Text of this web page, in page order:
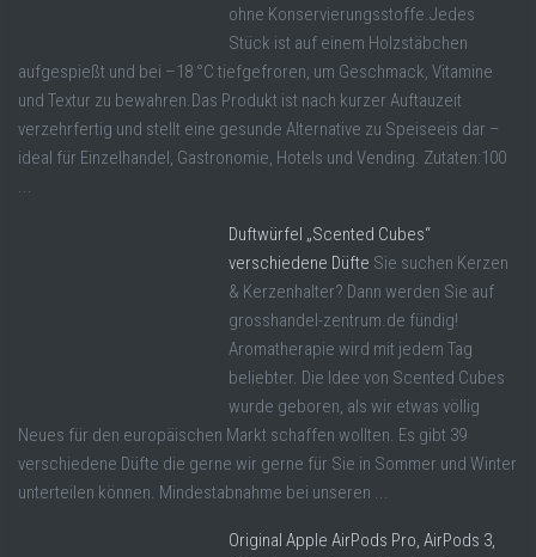
ohne Konservierungsstoffe.Jedes
Stück ist auf einem Holzstäbchen
aufgespießt und bei –18 °C tiefgefroren, um Geschmack, Vitamine
und Textur zu bewahren.Das Produkt ist nach kurzer Auftauzeit
verzehrfertig und stellt eine gesunde Alternative zu Speiseeis dar –
ideal für Einzelhandel, Gastronomie, Hotels und Vending. Zutaten:100
...
Duftwürfel „Scented Cubes“
verschiedene Düfte Sie suchen Kerzen
& Kerzenhalter? Dann werden Sie auf
grosshandel-zentrum.de fündig!
Aromatherapie wird mit jedem Tag
beliebter. Die Idee von Scented Cubes
wurde geboren, als wir etwas völlig
Neues für den europäischen Markt schaffen wollten. Es gibt 39
verschiedene Düfte die gerne wir gerne für Sie in Sommer und Winter
unterteilen können. Mindestabnahme bei unseren ...
Original Apple AirPods Pro, AirPods 3,